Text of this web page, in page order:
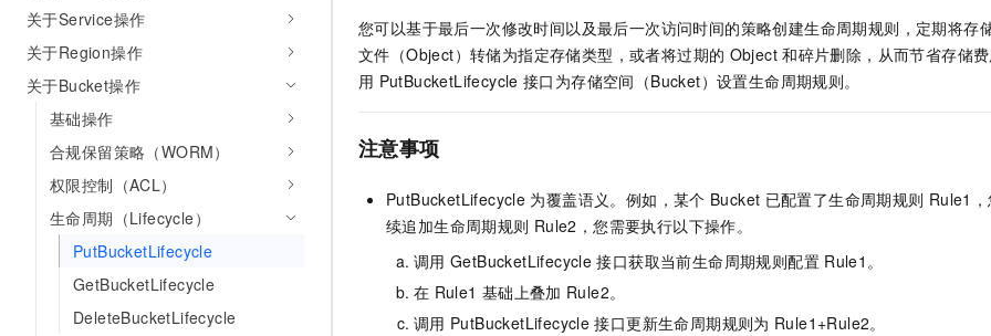
关于Service操作
关于Region操作
关于Bucket操作
基础操作
合规保留策略（WORM）
权限控制（ACL）
生命周期（Lifecycle）
PutBucketLifecycle
GetBucketLifecycle
DeleteBucketLifecycle
您可以基于最后一次修改时间以及最后一次访问时间的策略创建生命周期规则，定期将存
文件（Object）转储为指定存储类型，或者将过期的 Object 和碎片删除，从而节省存储
用 PutBucketLifecycle 接口为存储空间（Bucket）设置生命周期规则。
注意事项
PutBucketLifecycle 为覆盖语义。例如，某个 Bucket 已配置了生命周期规则 Rule1
续追加生命周期规则 Rule2，您需要执行以下操作。
调用 GetBucketLifecycle 接口获取当前生命周期规则配置 Rule1。
在 Rule1 基础上叠加 Rule2。
调用 PutBucketLifecycle 接口更新生命周期规则为 Rule1+Rule2。
Qwen3.8-Max HOT
智能体时代全能旗舰模型
能看、能想、能动手的多模态智能体模型
Qwen3-VL-Plus
视觉 Coding、空间感知、多模态思考等全面升级
Kimi-K3 NEW
Kimi 最新旗舰模型，长程编程与推理利器
GLM-5.2
1M上下文，专为长程任务能力而生
Wan2.7-
大模型服务
计算
容器
存储
网络与CDN
安全
中间件
数据库
无影云电脑
随时随地安全接入的云上超级电脑
云解析DNS
云原生大数据计算服务 MaxCompute
人工智能平台 PAI 大模型
一站式AI开发、训练和推理服务
Qoder CN
Qoder
面向真实软件
互联网应用开发
大数据
安全
网络
可观测
上云与迁云
HappyHorse 打造一站式影视创作平台
可视化编排打通从文字构思到成片全链路闭环
快速拥有专属 OpenClaw
Hermes Agent，打造自进化智能体
自主进化，持久记忆，越用越聪明
Claude Code + GStack 打造工程团队
5 分钟轻松
云工开物
高校专属算力普惠，学生认证享300元代金券
解决方案免费试用 新老同享
AI 产品 免费试用
140+云产品 免费试用
产品新客免费试用，最长12个月
Token Plan 模型订阅计划 NEW
Qwen3.8-Max 首发尝鲜，限时加量 10 倍，夜间低至2折
千问办公，限时限量积分加倍 NEW
Night Plan 支持 Qwen 3.8-Max
AI 广告创作
图文、视频一
观测云
Tuya 物联网平台阿里云版
电子合同
畅捷通
Tableau 订阅
OCR 文字识别
发票查验
企业应用
ERP
JAVA
Ubuntu
无影生态合作计划
Salesforce On Alibaba Cloud
Consulting Partner 合作计划
云网络合作
服务生态伙伴
在线服务
工单服务
企业成长
服务实践
信息公告
官网公告
分析师报告
研究报告与白皮书
天池大赛
AI 算法大赛
云开发大赛
入门学习赛
看见新力量
金融模力时刻
魔搭